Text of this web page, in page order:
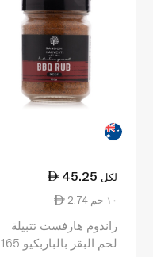
45.25 لكل
2.74 ١٠ جم
راندوم هارفست تتبيلة
لحم البقر بالباربكيو 165